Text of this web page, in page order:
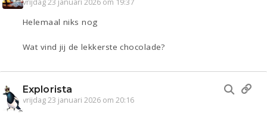
vrijdag 23 januari 2026 om 19:37
Helemaal niks nog
Wat vind jij de lekkerste chocolade?
Explorista
vrijdag 23 januari 2026 om 20:16